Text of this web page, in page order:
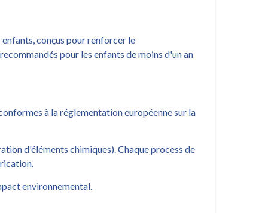
conçus pour renforcer le
pour les enfants de moins d'un an
à la réglementation européenne sur la
d'éléments chimiques). Chaque process de
environnemental.